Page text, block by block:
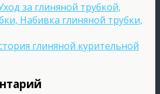
за глиняной трубкой,
Набивка глиняной трубки,
глиняной курительной